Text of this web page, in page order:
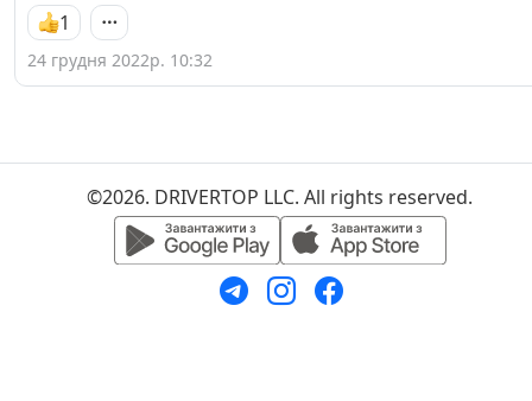
1
24 грудня 2022р. 10:32
©2026. DRIVERTOP LLC. All rights reserved.